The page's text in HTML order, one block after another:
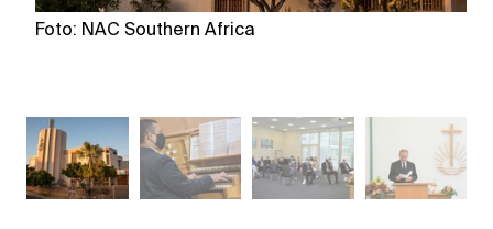
Foto: NAC Southern Africa